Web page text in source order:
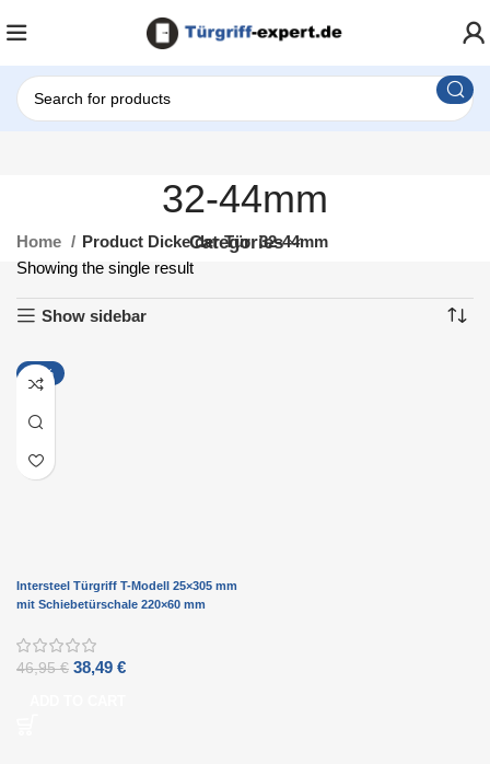
32-44mm
Categories
Home Product Dicke der Tür 32-44mm
Showing the single result
Show sidebar
-18%
Intersteel Türgriff T-Modell 25×305 mm
mit Schiebetürschale 220×60 mm
46,95€ 38,49 €